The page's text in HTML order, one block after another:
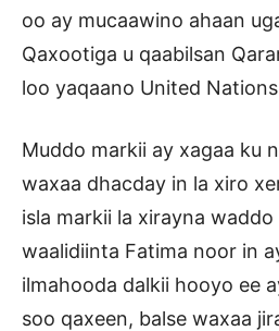
oo ay mucaawino ahaan
Qaxootiga u qaabilsan
loo yaqaano United
Muddo markii ay xagaa ku
waxaa dhacday in la xiro
isla markii la xirayna
waalidiinta Fatima noor in
ilmahooda dalkii hooyo ee
soo qaxeen, balse waxaa